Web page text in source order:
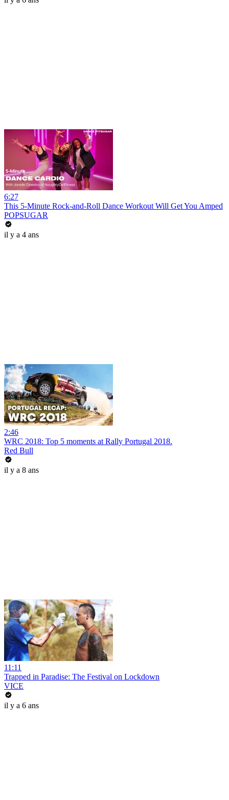
6:27
This 5-Minute Rock-and-Roll Dance Workout Will Get You Amped
POPSUGAR
il y a 4 ans
2:46
WRC 2018: Top 5 moments at Rally Portugal 2018.
Red Bull
il y a 8 ans
11:11
Trapped in Paradise: The Festival on Lockdown
VICE
il y a 6 ans